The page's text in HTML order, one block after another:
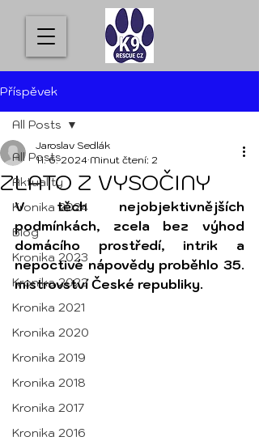
Příspěvek
All Posts
Aktuality
Kronika 2024
Blog
Kronika 2023
Kronika 2022
Kronika 2021
Kronika 2020
Kronika 2019
Kronika 2018
Kronika 2017
Kronika 2016
All Posts
ZLATO Z VYSOČINY
Jaroslav Sedlák
11. 6. 2024 Minut čtení: 2
V těch nejobjektivnějších
podmínkách, zcela bez výhod
domácího prostředí, intrik a
nepoctivé nápovědy proběhlo 35.
mistrovství České republiky.